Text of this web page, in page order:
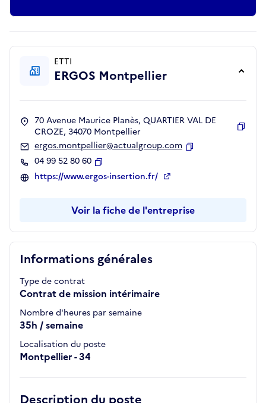
Informations générales
Type de contrat
Contrat de mission intérimaire
Nombre d'heures par semaine
35h / semaine
Localisation du poste
Montpellier - 34
Description du poste
ETTI
ERGOS Montpellier
70 Avenue Maurice Planès, QUARTIER VAL DE
CROZE, 34070 Montpellier
ergos.montpellier@actualgroup.com
04 99 52 80 60
Copier
https://www.ergos-insertion.fr/
Voir la fiche de l'entreprise